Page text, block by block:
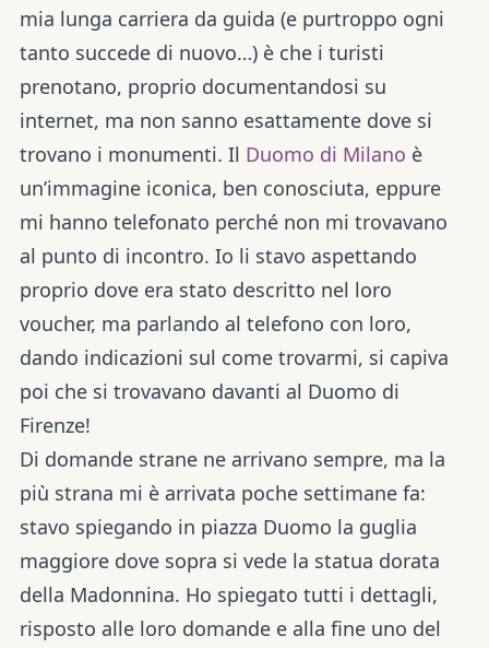
mia lunga carriera da guida (e purtroppo ogni
tanto succede di nuovo…) è che i turisti
prenotano, proprio documentandosi su
internet, ma non sanno esattamente dove si
trovano i monumenti. Il Duomo di Milano è
un’immagine iconica, ben conosciuta, eppure
mi hanno telefonato perché non mi trovavano
al punto di incontro. Io li stavo aspettando
proprio dove era stato descritto nel loro
voucher, ma parlando al telefono con loro,
dando indicazioni sul come trovarmi, si capiva
poi che si trovavano davanti al Duomo di
Firenze!
Di domande strane ne arrivano sempre, ma la
più strana mi è arrivata poche settimane fa:
stavo spiegando in piazza Duomo la guglia
maggiore dove sopra si vede la statua dorata
della Madonnina. Ho spiegato tutti i dettagli,
risposto alle loro domande e alla fine uno del